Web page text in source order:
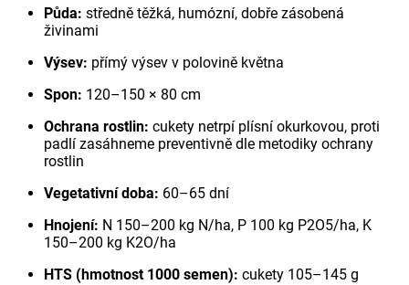
Půda: středně těžká, humózní, dobře zásobená
živinami
Výsev: přímý výsev v polovině května
Spon: 120–150 × 80 cm
Ochrana rostlin: cukety netrpí plísní okurkovou, proti
padlí zasáhneme preventivně dle metodiky ochrany
rostlin
Vegetativní doba: 60–65 dní
Hnojení: N 150–200 kg N/ha, P 100 kg P2O5/ha, K
150–200 kg K2O/ha
HTS (hmotnost 1000 semen): cukety 105–145 g